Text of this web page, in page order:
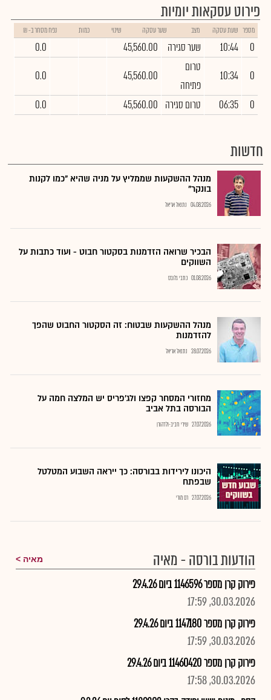
פירוט עסקאות יומיות
מספר שעת עסקה מצב שער עסקה שינוי כמות נפח מסחר ב- ₪
0
10:44 שער סגירה 45,560.00
0.0
0
10:34
טרום
פתיחה
45,560.00
0.0
0
06:35 טרום סגירה 45,560.00
0.0
חדשות
מנהל ההשקעות שממליץ על מניה שהיא "כמו לקנות
בונקר"
04.08.2026 נתנאל אריאל
הבכיר שרואה הזדמנות בסקטור חבוט - ועוד כתבות על
השווקים
01.08.2026 כתבי גלובס
מנהל ההשקעות שבטוח: זה הסקטור החבוט שהפך
להזדמנות
28.07.2026 נתנאל אריאל
מחזורי המסחר קפצו ולג'פריס יש המלצה חמה על
הבורסה בתל אביב
27.07.2026 שירי חביב-ולדהורן
היכונו לירידות בבורסה: כך ייראה השבוע המטלטל
שבפתח
27.07.2026 רם מורי
הודעות בורסה - מאיה מאיה
פירוק קרן מספר 1146596 ביום 29.4.26
30.03.2026, 17:59
פירוק קרן מספר 1147180 ביום 29.4.26
30.03.2026, 17:59
פירוק קרן מספר 11460420 ביום 29.4.26
30.03.2026, 17:58